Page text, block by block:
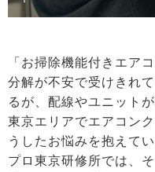
「お掃除機能付きエア
分解が不安で受けきれ
るが、配線やユニット
東京エリアでエアコン
うしたお悩みを抱えて
プロ東京研修所では、